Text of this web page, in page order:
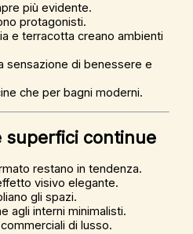
più evidente.
protagonisti.
e terracotta creano ambienti
sensazione di benessere e
che per bagni moderni.
superfici continue
restano in tendenza.
visivo elegante.
gli spazi.
agli interni minimalisti.
di lusso.